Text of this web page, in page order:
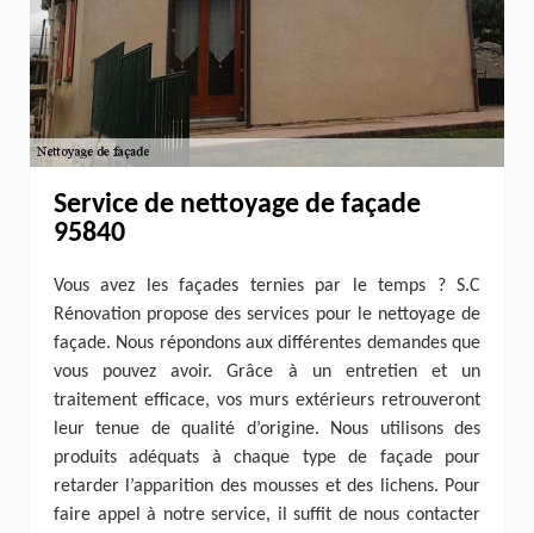
Service de nettoyage de façade
95840
Vous avez les façades ternies par le temps ? S.C
Rénovation propose des services pour le nettoyage de
façade. Nous répondons aux différentes demandes que
vous pouvez avoir. Grâce à un entretien et un
traitement efficace, vos murs extérieurs retrouveront
leur tenue de qualité d’origine. Nous utilisons des
produits adéquats à chaque type de façade pour
retarder l’apparition des mousses et des lichens. Pour
faire appel à notre service, il suffit de nous contacter